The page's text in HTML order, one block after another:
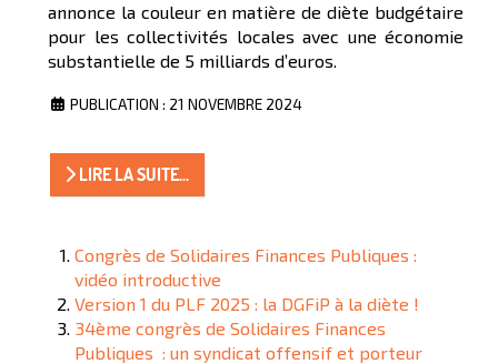
annonce la couleur en matière de diète budgétaire
pour les collectivités locales avec une économie
substantielle de 5 milliards d’euros.
PUBLICATION : 21 NOVEMBRE 2024
LIRE LA SUITE...
Congrès de Solidaires Finances Publiques :
vidéo introductive
Version 1 du PLF 2025 : la DGFiP à la diète !
34ème congrès de Solidaires Finances
Publiques : un syndicat offensif et porteur